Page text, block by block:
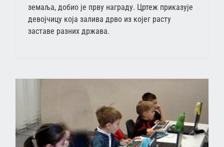
земаља, добио је прву награду. Цртеж приказује
девојчицу која залива дрво из којег расту
заставе разних држава.